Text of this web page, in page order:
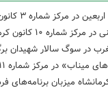
شماره ۳ کانون اسلام‌آباد غرب
۱۰ کانون کرمانشاه
در سوگ سالار شهیدان
مرکز شماره ۱۱ کانون کرمانشاه برگزار شد
۱۳ کانون کرمانشاه میزبان